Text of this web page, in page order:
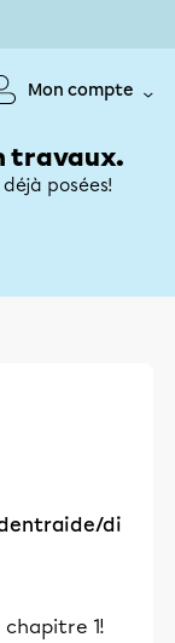
Mon compte
travaux.
posées!
di
chapitre 1!